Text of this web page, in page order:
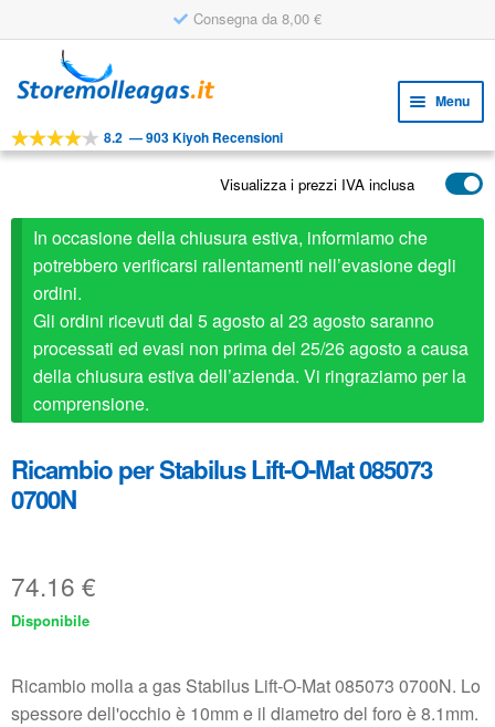
Consegna da 8,00 €
alla
al
Menu
STRUMENTI
il
menu
child
child
APPLICAZIONI
SERVIZIO CLIENTI
child
FAQ
8.2 —903 Kiyoh Recensioni
Visualizza i prezzi IVA inclusa
In occasione della chiusura estiva, informiamo che
potrebbero verificarsi rallentamenti nell’evasione degli
ordini.
Gli ordini ricevuti dal 5 agosto al 23 agosto saranno
processati ed evasi non prima del 25/26 agosto a causa
della chiusura estiva dell’azienda. Vi ringraziamo per la
comprensione.
Ricambio per Stabilus Lift-O-Mat 085073
0700N
74.16 €
Disponibile
Ricambio molla a gas Stabilus Lift-O-Mat 085073 0700N. Lo
spessore dell'occhio è 10mm e il diametro del foro è 8.1mm.